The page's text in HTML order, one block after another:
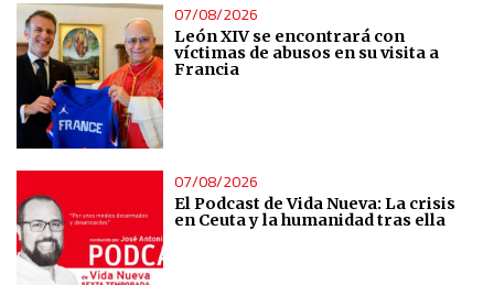
07/08/2026
León XIV se encontrará con
víctimas de abusos en su visita a
Francia
07/08/2026
El Podcast de Vida Nueva: La crisis
en Ceuta y la humanidad tras ella